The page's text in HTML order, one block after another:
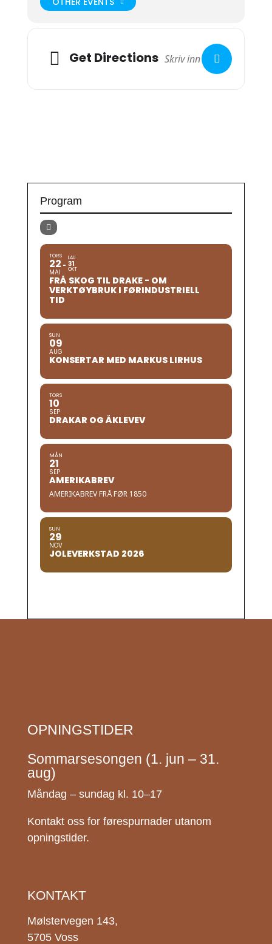
Get Directions
Program
TORS
22
MAI
LAU
31
OKT
FRÅ SKOG TIL DRAKE - OM
VERKTØYBRUK I FØRINDUSTRIELL
TID
SUN
09
AUG
KONSERTAR MED MARKUS LIRHUS
TORS
10
SEP
DRAKAR OG ÅKLEVEV
MÅN
21
SEP
AMERIKABREV
AMERIKABREV FRÅ FØR 1850
SUN
29
NOV
JOLEVERKSTAD 2026
OPNINGSTIDER
Sommarsesongen (1. jun – 31.
aug)
Måndag – sundag kl. 10–17
Kontakt oss for førespurnader utanom
opningstider.
KONTAKT
Mølstervegen 143,
5705 Voss